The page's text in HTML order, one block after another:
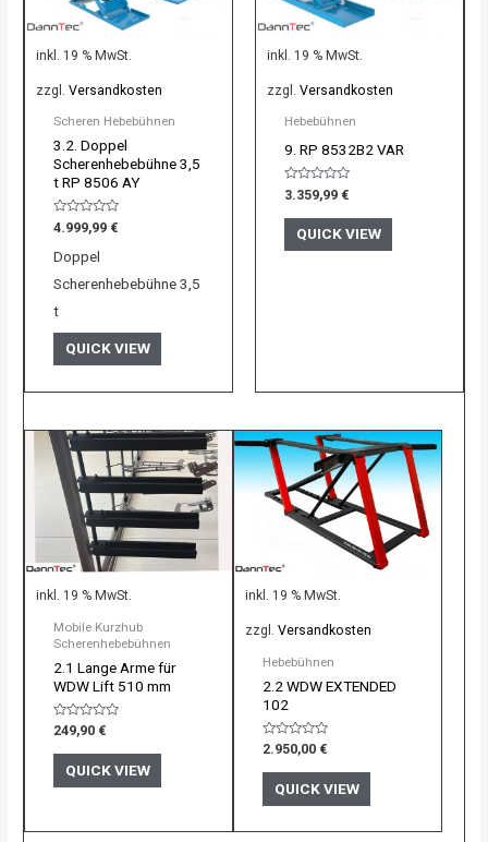
inkl. 19 % MwSt.
zzgl.Versandkosten
Scheren Hebebühnen
3.2. Doppel
Scherenhebebühne 3,5
t RP 8506 AY
Bewertet
mit
von
4.999,99 €
Doppel
Scherenhebebühne 3,5
t
QUICK VIEW
inkl. 19 % MwSt.
zzgl. Versandkosten
Hebebühnen
9. RP 8532B2 VAR
Bewertet
mit
0
von
3.359,99 €
QUICK VIEW
inkl. 19 % MwSt.
Mobile Kurzhub
Scherenhebebühnen
2.1 Lange Arme für
WDW Lift 510 mm
Bewertet
0
von
249,90 €
QUICK VIEW
inkl. 19 % MwSt.
zzgl. Versandkosten
Hebebühnen
2.2 WDW EXTENDED
102
Bewertet
0
von
2.950,00 €
QUICK VIEW